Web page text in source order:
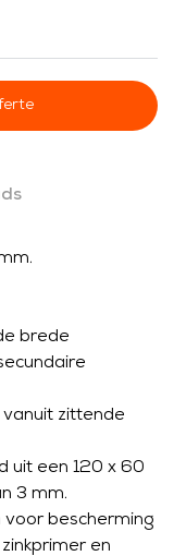
brede
vanuit zittende
uit een 120 x 60
3 mm.
bescherming
en